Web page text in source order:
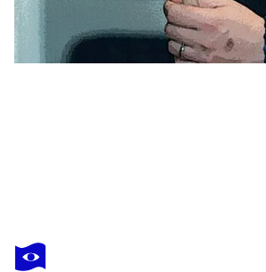
FRANCESCO FILIPPELLI
Algoritmo